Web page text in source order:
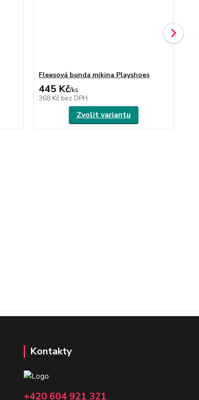
Fleesová bunda mikina Playshoes
445 Kč/ks
368 Kč bez DPH
Zvolit variantu
Kontakty
+420 604 921 321